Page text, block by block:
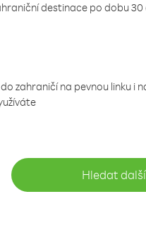
destinace po dobu 30
zahraničí na pevnou linku i
Hledat